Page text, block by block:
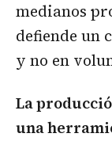
medianos
defiende un
y no en
La
una